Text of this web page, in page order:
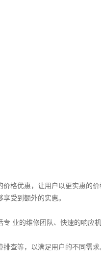
格优惠，让用户以更实惠的价
受到额外的实惠。
业的维修团队、快速的响应
查等，以满足用户的不同需求